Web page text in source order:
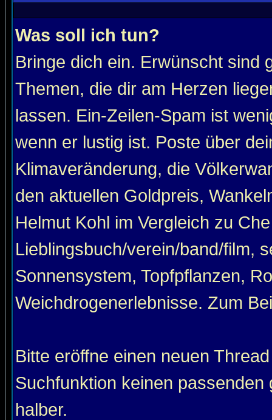
Was soll ich tun?
Bringe dich ein. Erwünscht sind
Themen, die dir am Herzen
lassen. Ein-Zeilen-Spam ist
wenn er lustig ist. Poste über
Klimaveränderung, die
den aktuellen Goldpreis,
Helmut Kohl im Vergleich zu
Lieblingsbuch/verein/band/film,
Sonnensystem, Topfpflanzen,
Weichdrogenerlebnisse. Zum
Bitte eröffne einen neuen
Suchfunktion keinen
halber.